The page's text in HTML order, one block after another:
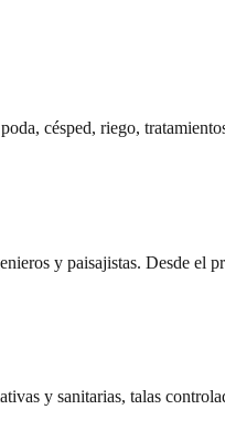
césped, riego,
y paisajistas. Desde el
y sanitarias, talas